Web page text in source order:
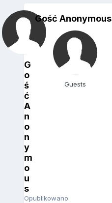
G
o
ś
ć
A
n
o
n
y
m
o
u
s
Opublikowano
Gość Anonymous
Guests